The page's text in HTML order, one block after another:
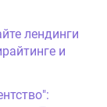
лендинги
и